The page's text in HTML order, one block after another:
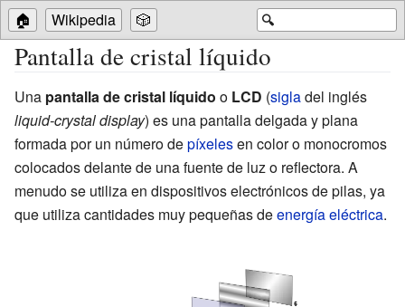
🔍
🏠 Wikipedia 🎲
Pantalla de cristal líquido
Una pantalla de cristal líquido o LCD (sigladel inglés
liquid-crystal display) es una pantalla delgada y plana
formada por un número depíxelesen color o monocromos
colocados delante de una fuente de luz o reflectora. A
menudo se utiliza en dispositivos electrónicos de pilas, ya
que utiliza cantidades muy pequeñas deenergía eléctrica.